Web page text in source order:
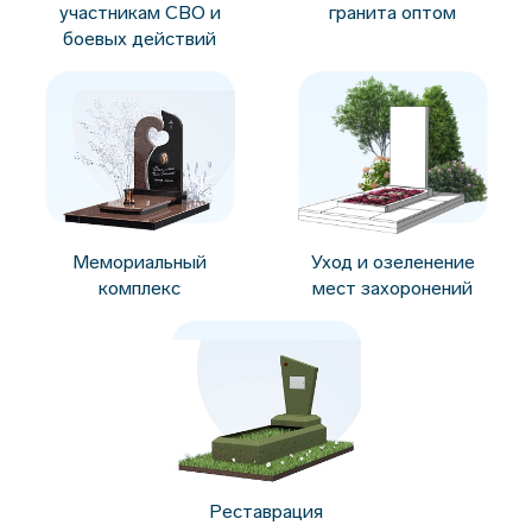
участникам СВО и
боевых действий
гранита оптом
Мемориальный
комплекс
Уход и озеленение
мест захоронений
Реставрация